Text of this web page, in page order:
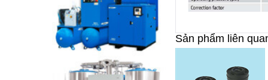
Sản phẩm liên